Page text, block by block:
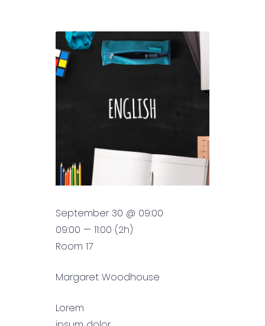
Lorem
September 30 @ 09:00
09:00 — 11:00 (2h)
Room 17
Margaret Woodhouse